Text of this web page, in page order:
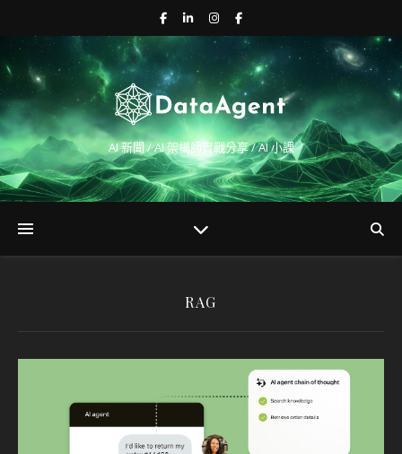
AI 新聞 / AI 架構師實戰分享 / AI 小課
RAG